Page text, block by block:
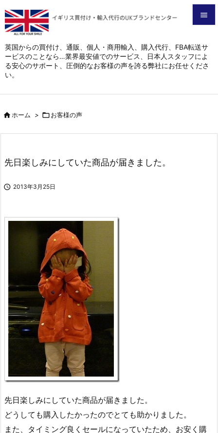
英国からの買付け、通販、個人・商用輸入、購入代行、FBA転送サ
ービスのことなら…業界最安値でのサービス、日本人スタッフによ
る安心のサポート、圧倒的なお客様の声を誇る弊社にお任せくださ
い。

メニュ

サイド
前へ

ホーム > お客様の声
先日楽しみにしていた商品が届きました。
 2013年3月25日
先日楽しみにしていた商品が届きました。
どうしても購入したかったのでとても助かりました。
また、タイミング良くセールになっていたため、お安く購